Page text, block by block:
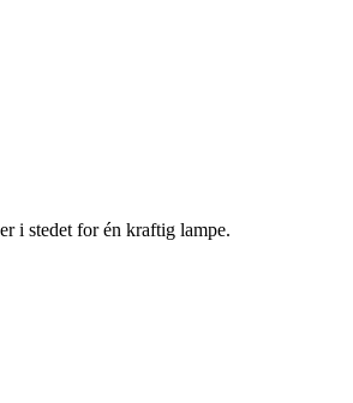
i stedet for én kraftig lampe.